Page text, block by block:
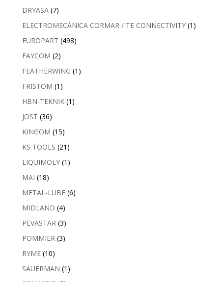
DRYASA (7)
ELECTROMECÁNICA CORMAR / TE CONNECTIVITY (1)
EUROPART (498)
FAYCOM (2)
FEATHERWING (1)
FRISTOM (1)
HBN-TEKNIK (1)
JOST (36)
KINGOM (15)
KS TOOLS (21)
LIQUIMOLY (1)
MAI (18)
METAL-LUBE (6)
MIDLAND (4)
PEVASTAR (3)
POMMIER (3)
RYME (10)
SAUERMAN (1)